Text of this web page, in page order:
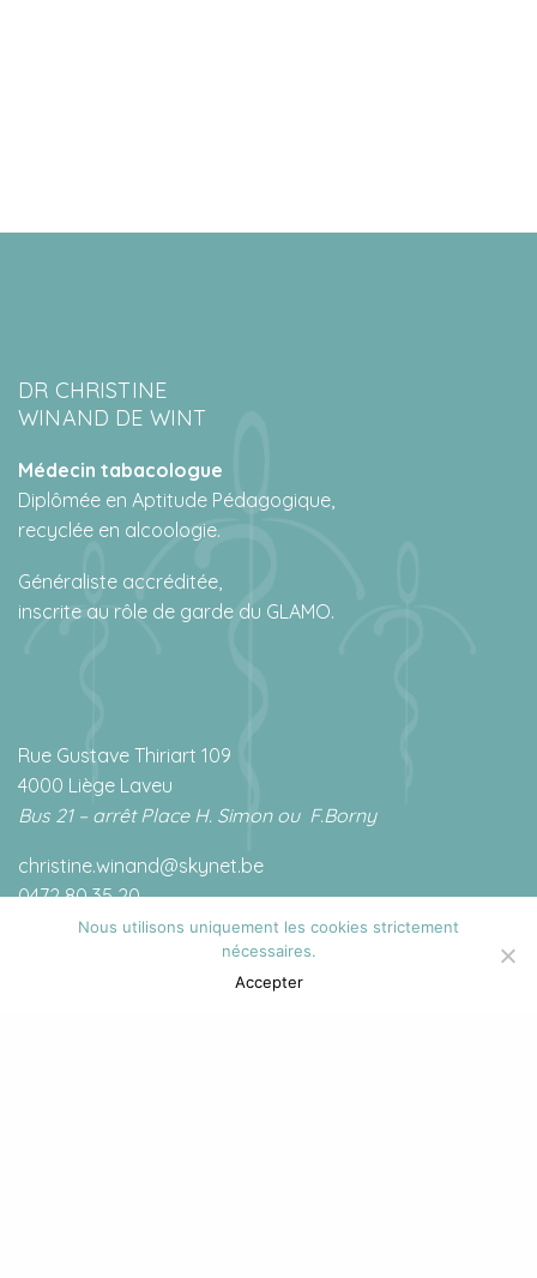
DR CHRISTINE
WINAND DE WINT
Médecin tabacologue
Diplômée en Aptitude Pédagogique,
recyclée en alcoologie.
Généraliste accréditée,
inscrite au rôle de garde du GLAMO.
Rue Gustave Thiriart 109
4000 Liège Laveu
Bus 21 – arrêt Place H. Simon ou F.Borny
christine.winand@skynet.be
0472 80 35 20
Nous utilisons uniquement les cookies strictement
nécessaires.
Accepter